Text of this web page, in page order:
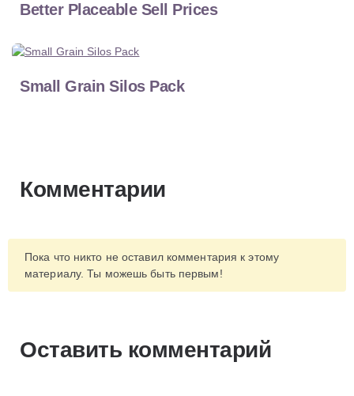
Better Placeable Sell Prices
Small Grain Silos Pack
Комментарии
Пока что никто не оставил комментария к этому
материалу. Ты можешь быть первым!
Оставить комментарий